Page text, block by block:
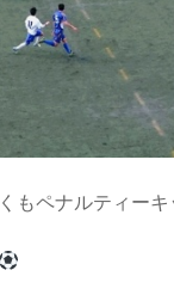
もペナルティー